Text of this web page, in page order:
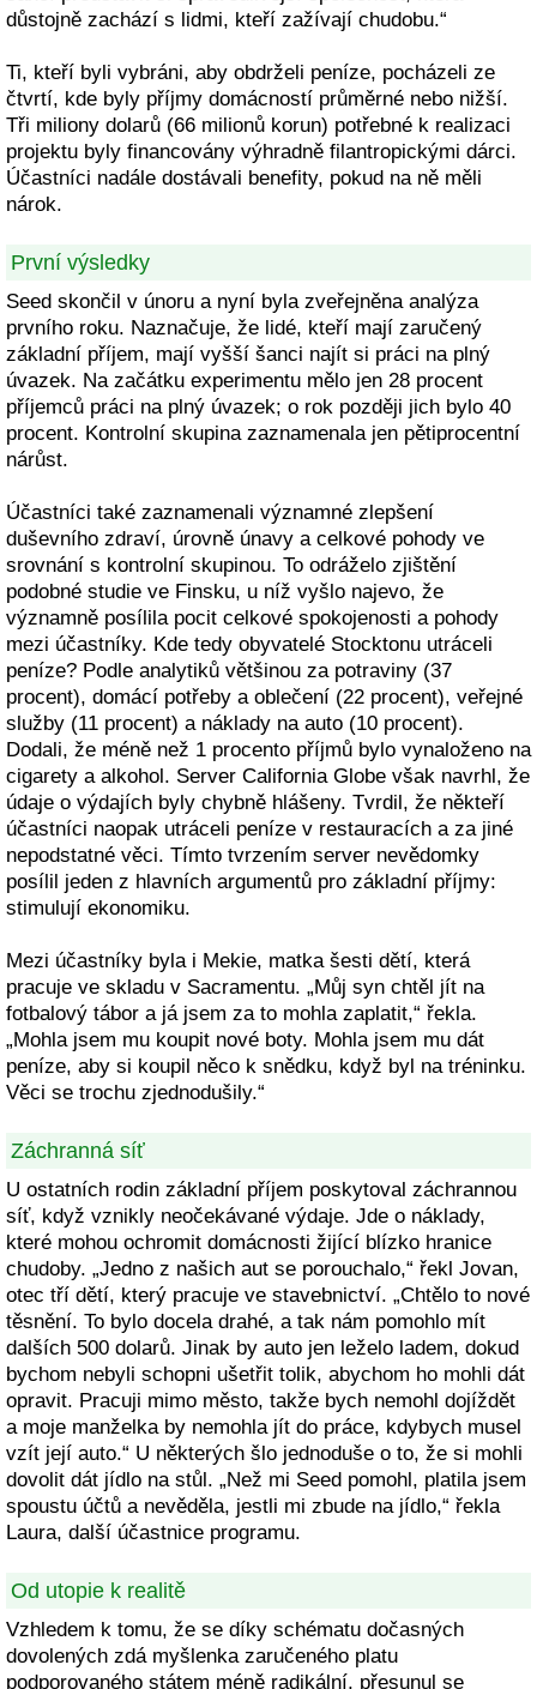
důstojně zachází s lidmi, kteří zažívají chudobu.“
Ti, kteří byli vybráni, aby obdrželi peníze, pocházeli ze
čtvrtí, kde byly příjmy domácností průměrné nebo nižší.
Tři miliony dolarů (66 milionů korun) potřebné k realizaci
projektu byly financovány výhradně filantropickými dárci.
Účastníci nadále dostávali benefity, pokud na ně měli
nárok.
První výsledky
Seed skončil v únoru a nyní byla zveřejněna analýza
prvního roku. Naznačuje, že lidé, kteří mají zaručený
základní příjem, mají vyšší šanci najít si práci na plný
úvazek. Na začátku experimentu mělo jen 28 procent
příjemců práci na plný úvazek; o rok později jich bylo 40
procent. Kontrolní skupina zaznamenala jen pětiprocentní
nárůst.
Účastníci také zaznamenali významné zlepšení
duševního zdraví, úrovně únavy a celkové pohody ve
srovnání s kontrolní skupinou. To odráželo zjištění
podobné studie ve Finsku, u níž vyšlo najevo, že
významně posílila pocit celkové spokojenosti a pohody
mezi účastníky. Kde tedy obyvatelé Stocktonu utráceli
peníze? Podle analytiků většinou za potraviny (37
procent), domácí potřeby a oblečení (22 procent), veřejné
služby (11 procent) a náklady na auto (10 procent).
Dodali, že méně než 1 procento příjmů bylo vynaloženo na
cigarety a alkohol. Server California Globe však navrhl, že
údaje o výdajích byly chybně hlášeny. Tvrdil, že někteří
účastníci naopak utráceli peníze v restauracích a za jiné
nepodstatné věci. Tímto tvrzením server nevědomky
posílil jeden z hlavních argumentů pro základní příjmy:
stimulují ekonomiku.
Mezi účastníky byla i Mekie, matka šesti dětí, která
pracuje ve skladu v Sacramentu. „Můj syn chtěl jít na
fotbalový tábor a já jsem za to mohla zaplatit,“ řekla.
„Mohla jsem mu koupit nové boty. Mohla jsem mu dát
peníze, aby si koupil něco k snědku, když byl na tréninku.
Věci se trochu zjednodušily.“
Záchranná síť
U ostatních rodin základní příjem poskytoval záchrannou
síť, když vznikly neočekávané výdaje. Jde o náklady,
které mohou ochromit domácnosti žijící blízko hranice
chudoby. „Jedno z našich aut se porouchalo,“ řekl Jovan,
otec tří dětí, který pracuje ve stavebnictví. „Chtělo to nové
těsnění. To bylo docela drahé, a tak nám pomohlo mít
dalších 500 dolarů. Jinak by auto jen leželo ladem, dokud
bychom nebyli schopni ušetřit tolik, abychom ho mohli dát
opravit. Pracuji mimo město, takže bych nemohl dojíždět
a moje manželka by nemohla jít do práce, kdybych musel
vzít její auto.“ U některých šlo jednoduše o to, že si mohli
dovolit dát jídlo na stůl. „Než mi Seed pomohl, platila jsem
spoustu účtů a nevěděla, jestli mi zbude na jídlo,“ řekla
Laura, další účastnice programu.
Od utopie k realitě
Vzhledem k tomu, že se díky schématu dočasných
dovolených zdá myšlenka zaručeného platu
podporovaného státem méně radikální, přesunul se